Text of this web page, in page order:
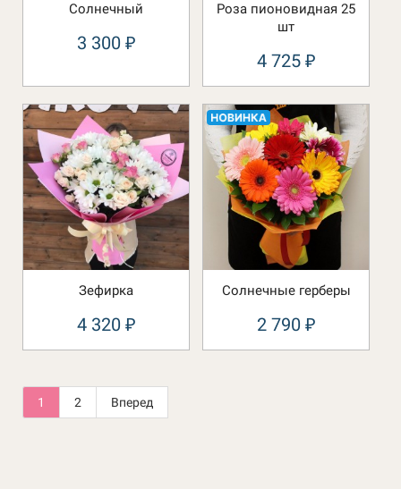
Солнечный
3 300 ₽
Роза пионовидная 25
шт
4 725 ₽
Зефирка
4 320 ₽
Солнечные герберы
2 790 ₽
1 2 Вперед